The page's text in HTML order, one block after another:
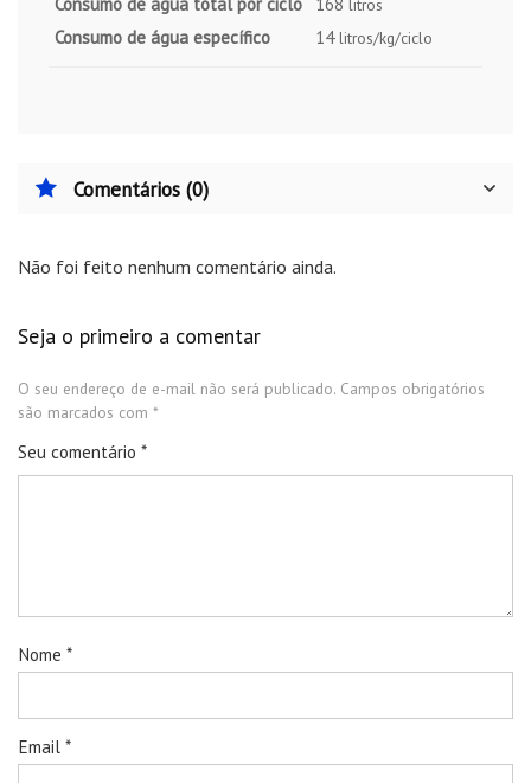
litros
Consumo de água específico 14 litros/kg/ciclo
Comentários (0)
Não foi feito nenhum comentário ainda.
Seja o primeiro a comentar
O seu endereço de e-mail não será publicado. Campos obrigatórios
são marcados com *
Seu comentário *
Nome *
Email *